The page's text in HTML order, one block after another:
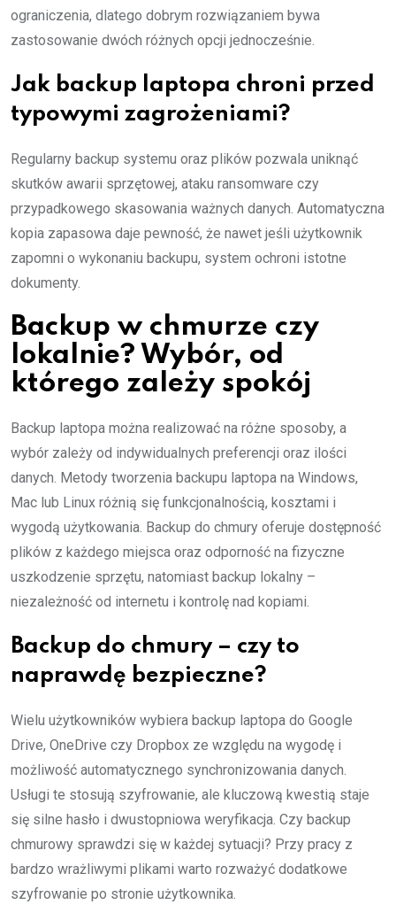
ograniczenia, dlatego dobrym rozwiązaniem bywa
zastosowanie dwóch różnych opcji jednocześnie.
Jak backup laptopa chroni przed
typowymi zagrożeniami?
Regularny backup systemu oraz plików pozwala uniknąć
skutków awarii sprzętowej, ataku ransomware czy
przypadkowego skasowania ważnych danych. Automatyczna
kopia zapasowa daje pewność, że nawet jeśli użytkownik
zapomni o wykonaniu backupu, system ochroni istotne
dokumenty.
Backup w chmurze czy
lokalnie? Wybór, od
którego zależy spokój
Backup laptopa można realizować na różne sposoby, a
wybór zależy od indywidualnych preferencji oraz ilości
danych. Metody tworzenia backupu laptopa na Windows,
Mac lub Linux różnią się funkcjonalnością, kosztami i
wygodą użytkowania. Backup do chmury oferuje dostępność
plików z każdego miejsca oraz odporność na fizyczne
uszkodzenie sprzętu, natomiast backup lokalny –
niezależność od internetu i kontrolę nad kopiami.
Backup do chmury – czy to
naprawdę bezpieczne?
Wielu użytkowników wybiera backup laptopa do Google
Drive, OneDrive czy Dropbox ze względu na wygodę i
możliwość automatycznego synchronizowania danych.
Usługi te stosują szyfrowanie, ale kluczową kwestią staje
się silne hasło i dwustopniowa weryfikacja. Czy backup
chmurowy sprawdzi się w każdej sytuacji? Przy pracy z
bardzo wrażliwymi plikami warto rozważyć dodatkowe
szyfrowanie po stronie użytkownika.